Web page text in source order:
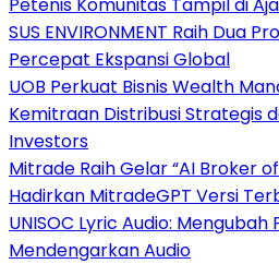
SUS ENVIRONMENT Raih Dua
Percepat Ekspansi Global
UOB Perkuat Bisnis Wealth
Kemitraan Distribusi Strategis
Investors
Mitrade Raih Gelar “AI Broker
Hadirkan MitradeGPT Versi
UNISOC Lyric Audio:
Mendengarkan Audio